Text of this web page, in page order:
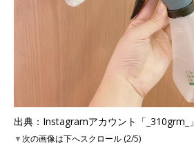
出典：Instagramアカウント「_310grm_」
▼次の画像は下へスクロール (2/5)